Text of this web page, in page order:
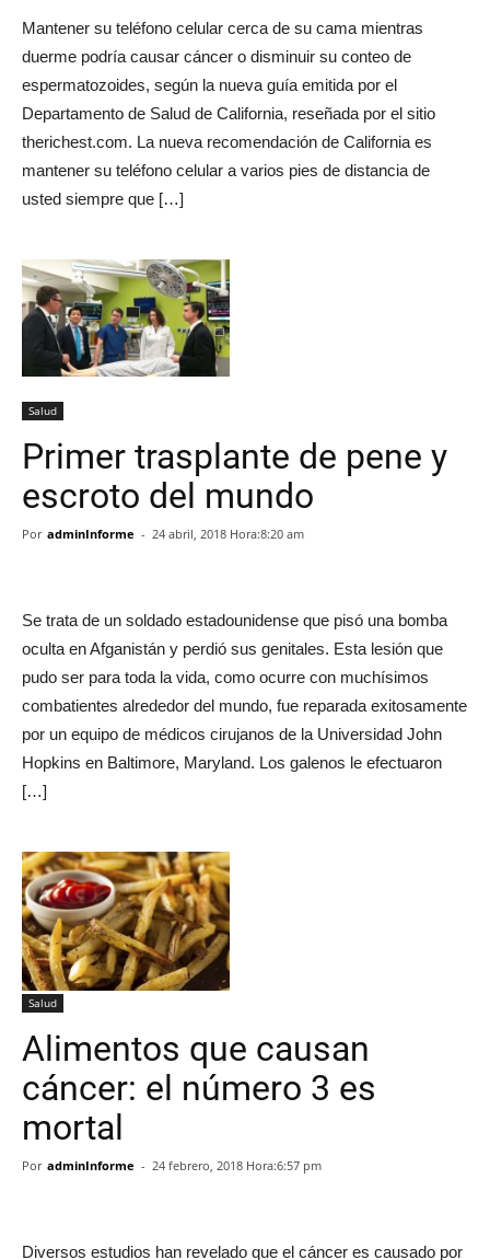
Mantener su teléfono celular cerca de su cama mientras
duerme podría causar cáncer o disminuir su conteo de
espermatozoides, según la nueva guía emitida por el
Departamento de Salud de California, reseñada por el sitio
therichest.com. La nueva recomendación de California es
mantener su teléfono celular a varios pies de distancia de
usted siempre que […]
Salud
Primer trasplante de pene y
escroto del mundo
Por adminInforme - 24 abril, 2018 Hora:8:20 am
Se trata de un soldado estadounidense que pisó una bomba
oculta en Afganistán y perdió sus genitales. Esta lesión que
pudo ser para toda la vida, como ocurre con muchísimos
combatientes alrededor del mundo, fue reparada exitosamente
por un equipo de médicos cirujanos de la Universidad John
Hopkins en Baltimore, Maryland. Los galenos le efectuaron
[…]
Salud
Alimentos que causan
cáncer: el número 3 es
mortal
Por adminInforme - 24 febrero, 2018 Hora:6:57 pm
Diversos estudios han revelado que el cáncer es causado por